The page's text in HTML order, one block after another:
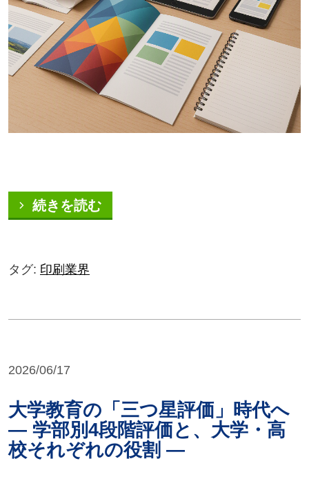
続きを読む
タグ: 印刷業界
2026/06/17
大学教育の「三つ星評価」時代へ
― 学部別4段階評価と、大学・高
校それぞれの役割 ―